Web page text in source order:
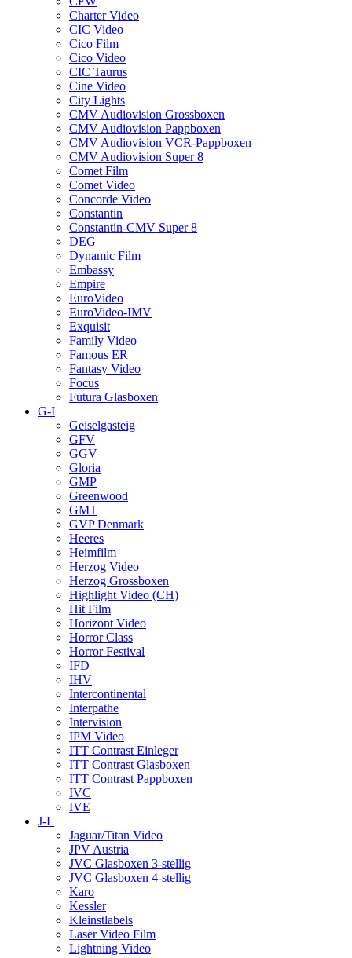
Charter Video
CIC Video
Cico Film
Cico Video
CIC Taurus
Cine Video
City Lights
CMV Audiovision Grossboxen
CMV Audiovision Pappboxen
CMV Audiovision VCR-Pappboxen
CMV Audiovision Super 8
Comet Film
Comet Video
Concorde Video
Constantin
Constantin-CMV Super 8
DEG
Dynamic Film
Embassy
Empire
EuroVideo
EuroVideo-IMV
Exquisit
Family Video
Famous ER
Fantasy Video
Focus
Futura Glasboxen
G-I
Geiselgasteig
GFV
GGV
Gloria
GMP
Greenwood
GMT
GVP Denmark
Heeres
Heimfilm
Herzog Video
Herzog Grossboxen
Highlight Video (CH)
Hit Film
Horizont Video
Horror Class
Horror Festival
IFD
IHV
Intercontinental
Interpathe
Intervision
IPM Video
ITT Contrast Einleger
ITT Contrast Glasboxen
ITT Contrast Pappboxen
IVC
IVE
J-L
Jaguar/Titan Video
JPV Austria
JVC Glasboxen 3-stellig
JVC Glasboxen 4-stellig
Karo
Kessler
Kleinstlabels
Laser Video Film
Lightning Video